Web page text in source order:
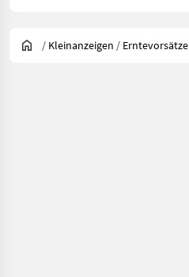
/ Kleinanzeigen / Erntevorsätze